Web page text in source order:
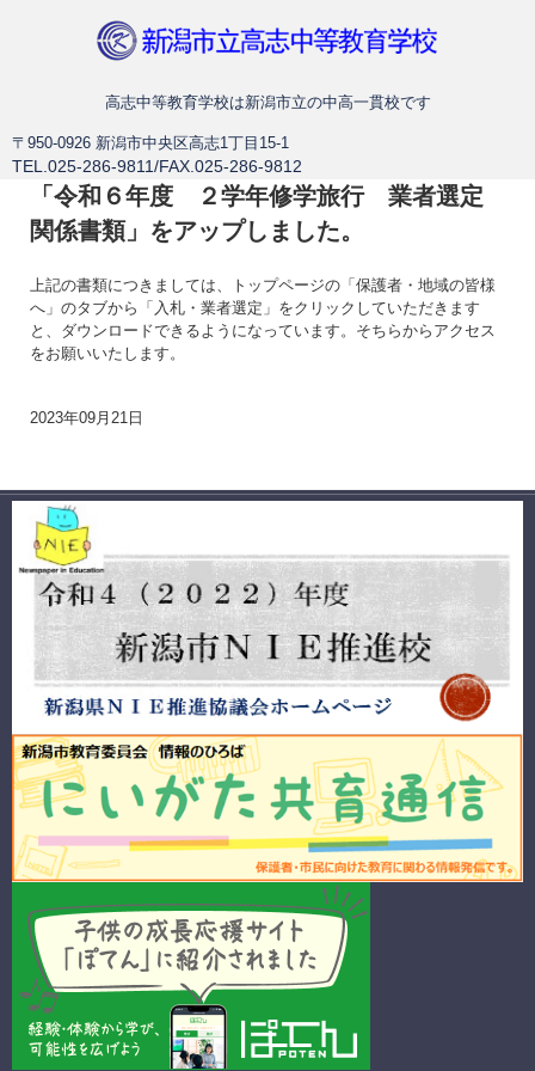
新潟市立高志中等教育学校
高志中等教育学校は新潟市立の中高一貫校です
〒950-0926 新潟市中央区高志1丁目15-1
TEL.025-286-9811/FAX.025-286-9812
「令和６年度 ２学年修学旅行 業者選定
関係書類」をアップしました。
上記の書類につきましては、トップページの「保護者・地域の皆様
へ」のタブから「入札・業者選定」をクリックしていただきます
と、ダウンロードできるようになっています。そちらからアクセス
をお願いいたします。
2023年09月21日